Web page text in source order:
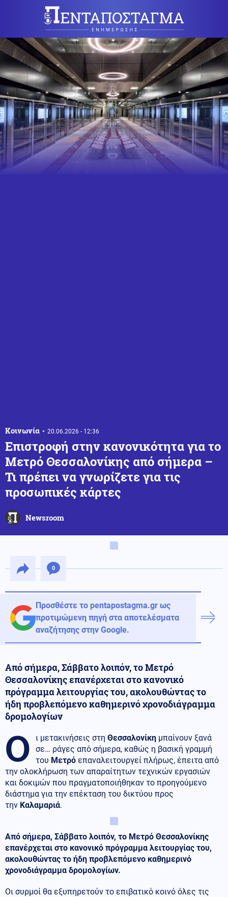
Κοινωνία 20.06.2026 - 12:36
Επιστροφή στην κανονικότητα για το
Μετρό Θεσσαλονίκης από σήμερα –
Τι πρέπει να γνωρίζετε για τις
προσωπικές κάρτες
Newsroom
0
Προσθέστε το pentapostagma.gr ως
προτιμώμενη πηγή στα αποτελέσματα
αναζήτησης στην Google.
Από σήμερα, Σάββατο λοιπόν, το Μετρό
Θεσσαλονίκης επανέρχεται στο κανονικό
πρόγραμμα λειτουργίας του, ακολουθώντας το
ήδη προβλεπόμενο καθημερινό χρονοδιάγραμμα
δρομολογίων
Ο ι μετακινήσεις στη Θεσσαλονίκη μπαίνουν ξανά
σε… ράγες από σήμερα, καθώς η βασική γραμμή
του Μετρό επαναλειτουργεί πλήρως, έπειτα από
την ολοκλήρωση των απαραίτητων τεχνικών εργασιών
και δοκιμών που πραγματοποιήθηκαν το προηγούμενο
διάστημα για την επέκταση του δικτύου προς
την Καλαμαριά.
Από σήμερα, Σάββατο λοιπόν, το Μετρό Θεσσαλονίκης
επανέρχεται στο κανονικό πρόγραμμα λειτουργίας του,
ακολουθώντας το ήδη προβλεπόμενο καθημερινό
χρονοδιάγραμμα δρομολογίων.
Οι συρμοί θα εξυπηρετούν το επιβατικό κοινό όλες τις